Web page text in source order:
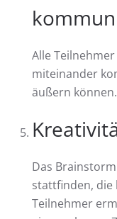
Alle
miteinander
äußern können.
Das
stattfinden, die
Teilnehmer